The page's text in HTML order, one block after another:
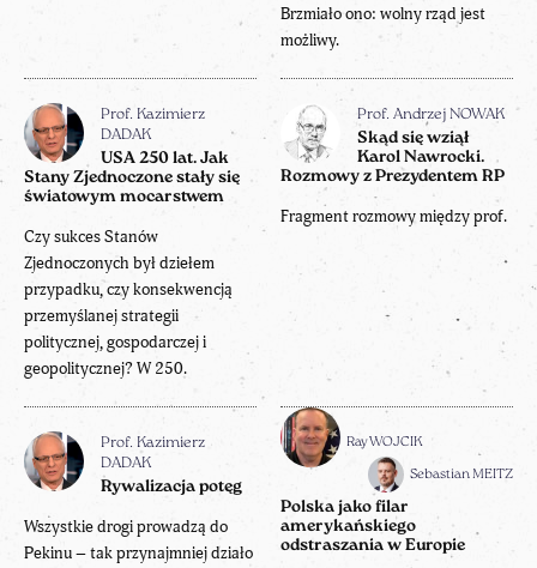
Brzmiało ono: wolny rząd jest
możliwy.
Prof. Kazimierz
DADAK
USA 250 lat. Jak
Stany Zjednoczone stały się
światowym mocarstwem
Czy sukces Stanów
Zjednoczonych był dziełem
przypadku, czy konsekwencją
przemyślanej strategii
politycznej, gospodarczej i
geopolitycznej? W 250.
Prof. Andrzej NOWAK
Skąd się wziął
Karol Nawrocki.
Rozmowy z Prezydentem RP
Fragment rozmowy między prof.
Prof. Kazimierz
DADAK
Rywalizacja potęg
Wszystkie drogi prowadzą do
Pekinu – tak przynajmniej działo
Ray WOJCIK
Sebastian MEITZ
Polska jako filar
amerykańskiego
odstraszania w Europie